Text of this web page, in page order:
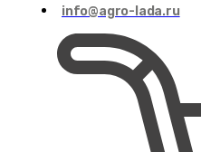
info@agro-lada.ru